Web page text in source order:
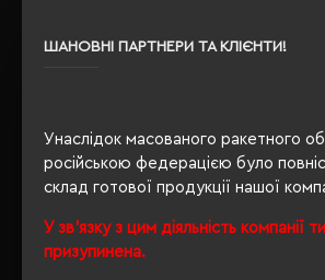
ШАНОВНІ ПАРТНЕРИ ТА КЛІЄНТИ!
Унаслідок масованого ракетного
російською федерацією було
склад готової продукції нашої
У зв'язку з цим діяльність компанії
призупинена.